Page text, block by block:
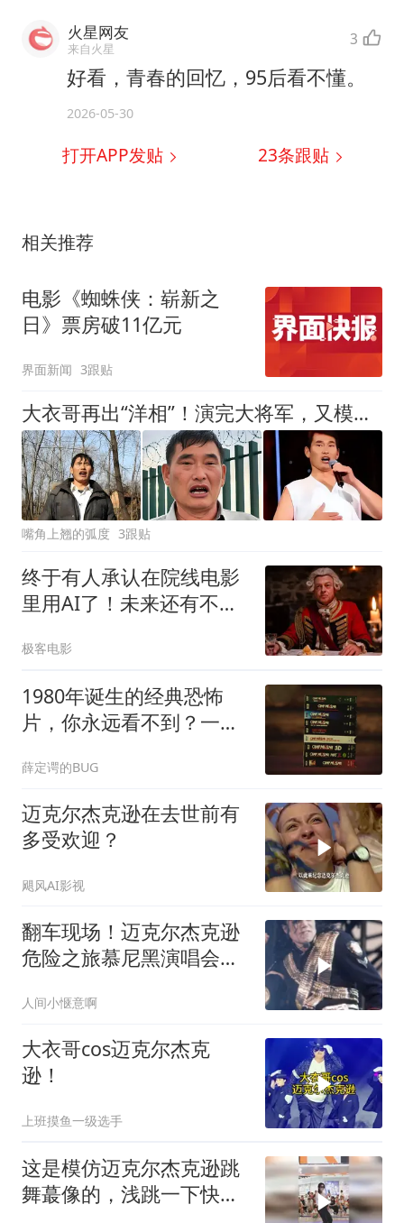
火星网友
来自火星 3
好看，青春的回忆，95后看不懂。
2026-05-30
打开APP发贴 23条跟贴
相关推荐
电影《蜘蛛侠：崭新之
日》票房破11亿元
界面新闻 3跟贴
大衣哥再出“洋相”！演完大将军，又模仿MJ，舞台反差引爆全网
嘴角上翘的弧度 3跟贴
终于有人承认在院线电影
里用AI了！未来还有不用
极客电影
1980年诞生的经典恐怖
片，你永远看不到？一部
IP
薛定谔的BUG
迈克尔杰克逊在去世前有
多受欢迎？
飓风AI影视
翻车现场！迈克尔杰克逊
危险之旅慕尼黑演唱会原
人间小惬意啊
大衣哥cos迈克尔杰克
逊！
上班摸鱼一级选手
这是模仿迈克尔杰克逊跳
舞蕞像的，浅跳一下快乐